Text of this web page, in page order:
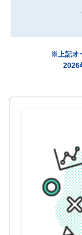
※上記オ
2026